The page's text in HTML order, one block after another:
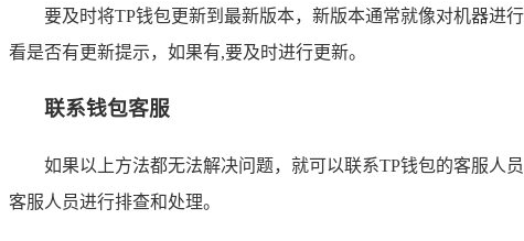
要及时将TP钱包更新到最新版本，新版本通常就像对机器进
看是否有更新提示，如果有,要及时进行更新。
联系钱包客服
如果以上方法都无法解决问题，就可以联系TP钱包的客服人
客服人员进行排查和处理。